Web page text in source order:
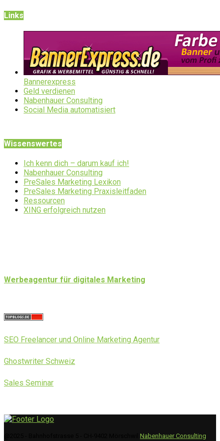
Links
Bannerexpress
Geld verdienen
Nabenhauer Consulting
Social Media automatisiert
Wissenswertes
Ich kenn dich – darum kauf ich!
Nabenhauer Consulting
PreSales Marketing Lexikon
PreSales Marketing Praxisleitfaden
Ressourcen
XING erfolgreich nutzen
Werbeagentur für digitales Marketing
SEO Freelancer und Online Marketing Agentur
Ghostwriter Schweiz
Sales Seminar
Nabenhauer Consulting